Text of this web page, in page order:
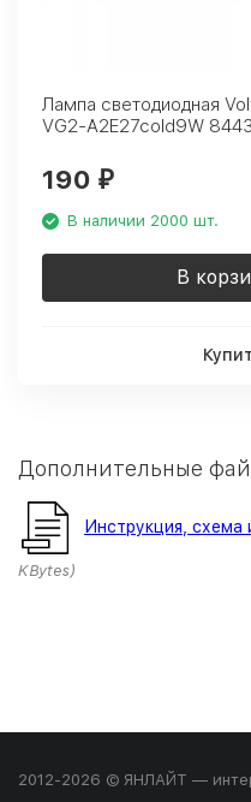
Лампа светодиодная
VG2-A2E27cold9W 8443
190 ₽
В наличии 2000 шт.
В
Дополнительные
Инструкция, схема
KBytes
2012-2026 © ЯНЛАЙТ —